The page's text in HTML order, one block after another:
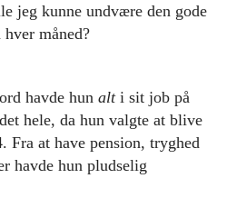
jeg kunne undvære den gode
måned?
havde hun alti sit job på
hele, da hun valgte at blive
Fra at have pension, tryghed
havde hun pludselig